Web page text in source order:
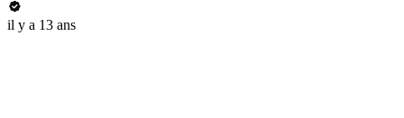
il y a 13 ans